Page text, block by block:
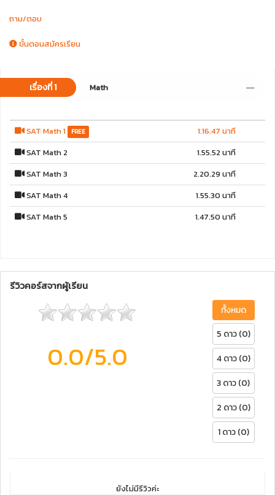
ถาม/ตอบ
ขั้นตอนสมัครเรียน
เรื่องที่ 1 Math
SAT Math 1 FREE
1.16.47 นาที
SAT Math 2
1.55.52 นาที
SAT Math 3
2.20.29 นาที
SAT Math 4
1.55.30 นาที
SAT Math 5
1.47.50 นาที
รีวิวคอร์สจากผู้เรียน
0.0/5.0
ทั้งหมด
5 ดาว (0)
4 ดาว (0)
3 ดาว (0)
2 ดาว (0)
1 ดาว (0)
ยังไม่มีรีวิวค่ะ